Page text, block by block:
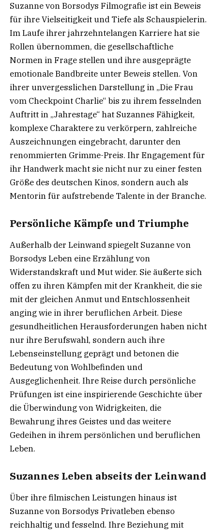
Suzanne von Borsodys Filmografie ist ein Beweis
für ihre Vielseitigkeit und Tiefe als Schauspielerin.
Im Laufe ihrer jahrzehntelangen Karriere hat sie
Rollen übernommen, die gesellschaftliche
Normen in Frage stellen und ihre ausgeprägte
emotionale Bandbreite unter Beweis stellen. Von
ihrer unvergesslichen Darstellung in „Die Frau
vom Checkpoint Charlie“ bis zu ihrem fesselnden
Auftritt in „Jahrestage“ hat Suzannes Fähigkeit,
komplexe Charaktere zu verkörpern, zahlreiche
Auszeichnungen eingebracht, darunter den
renommierten Grimme-Preis. Ihr Engagement für
ihr Handwerk macht sie nicht nur zu einer festen
Größe des deutschen Kinos, sondern auch als
Mentorin für aufstrebende Talente in der Branche.
Persönliche Kämpfe und Triumphe
Außerhalb der Leinwand spiegelt Suzanne von
Borsodys Leben eine Erzählung von
Widerstandskraft und Mut wider. Sie äußerte sich
offen zu ihren Kämpfen mit der Krankheit, die sie
mit der gleichen Anmut und Entschlossenheit
anging wie in ihrer beruflichen Arbeit. Diese
gesundheitlichen Herausforderungen haben nicht
nur ihre Berufswahl, sondern auch ihre
Lebenseinstellung geprägt und betonen die
Bedeutung von Wohlbefinden und
Ausgeglichenheit. Ihre Reise durch persönliche
Prüfungen ist eine inspirierende Geschichte über
die Überwindung von Widrigkeiten, die
Bewahrung ihres Geistes und das weitere
Gedeihen in ihrem persönlichen und beruflichen
Leben.
Suzannes Leben abseits der Leinwand
Über ihre filmischen Leistungen hinaus ist
Suzanne von Borsodys Privatleben ebenso
reichhaltig und fesselnd. Ihre Beziehung mit